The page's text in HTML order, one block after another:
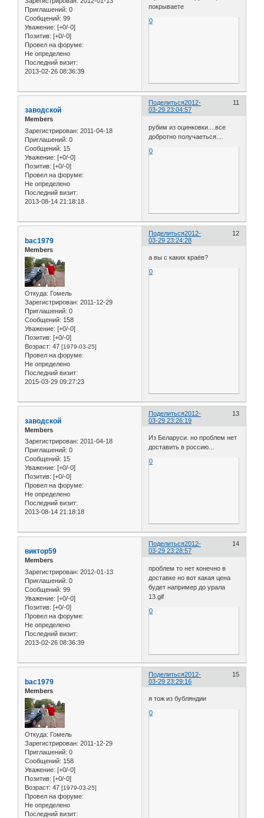
Приглашений: 0
Сообщений: 99
Уважение: [+0/-0]
Позитив: [+0/-0]
Провел на форуме:
Не определено
Последний визит:
2013-02-26 08:36:39
покрываете
0
Поделиться 11
2012-
03-29 23:04:57
заводской
Members
Зарегистрирован: 2011-04-18
Приглашений: 0
Сообщений: 15
Уважение: [+0/-0]
Позитив: [+0/-0]
Провел на форуме:
Не определено
Последний визит:
2013-08-14 21:18:18
рубим из оцинковки....все
добротно получаеться....
0
Поделиться 12
2012-
03-29 23:24:28
bac1979
Members
Откуда: Гомель
Зарегистрирован: 2011-12-29
Приглашений: 0
Сообщений: 158
Уважение: [+0/-0]
Позитив: [+0/-0]
Возраст: 47 [1979-03-25]
Провел на форуме:
Не определено
Последний визит:
2015-03-29 09:27:23
а вы с каких краёв?
0
Поделиться 13
2012-
03-29 23:26:19
заводской
Members
Зарегистрирован: 2011-04-18
Приглашений: 0
Сообщений: 15
Уважение: [+0/-0]
Позитив: [+0/-0]
Провел на форуме:
Не определено
Последний визит:
2013-08-14 21:18:18
Из Беларуси. но проблем нет
доставить в россию...
0
Поделиться 14
2012-
03-29 23:28:57
виктор59
Members
Зарегистрирован: 2012-01-13
Приглашений: 0
Сообщений: 99
Уважение: [+0/-0]
Позитив: [+0/-0]
Провел на форуме:
Не определено
Последний визит:
2013-02-26 08:36:39
проблем то нет конечно в
доставке но вот какая цена
будет например до урала
13.gif
0
Поделиться 15
2012-
03-29 23:29:16
bac1979
Members
Откуда: Гомель
Зарегистрирован: 2011-12-29
Приглашений: 0
Сообщений: 158
Уважение: [+0/-0]
Позитив: [+0/-0]
Возраст: 47 [1979-03-25]
Провел на форуме:
Не определено
Последний визит:
я тож из бубляндии
0